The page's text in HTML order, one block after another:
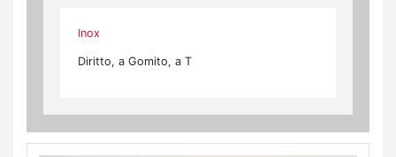
Inox
Diritto, a Gomito, a T